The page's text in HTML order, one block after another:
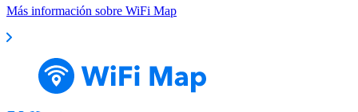
Más información sobre WiFi Map